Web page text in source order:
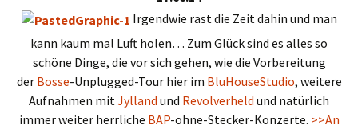
Irgendwie rast die Zeit dahin und man
kann kaum mal Luft holen… Zum Glück sind es alles so
schöne Dinge, die vor sich gehen, wie die Vorbereitung
der Bosse-Unplugged-Tour hier im BluHouseStudio, weitere
Aufnahmen mitJylland und Revolverheld und natürlich
immer weiter herrliche BAP-ohne-Stecker-Konzerte. >>An